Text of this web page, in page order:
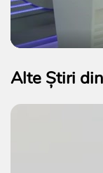
Alte Știri din